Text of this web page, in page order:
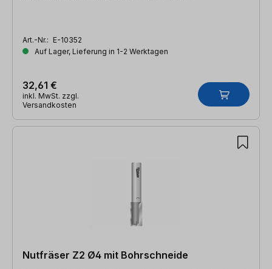
Art.-Nr.: E-10352
Auf Lager, Lieferung in 1-2 Werktagen
32,61 €
inkl. MwSt. zzgl.
Versandkosten
Nutfräser Z2 Ø4 mit Bohrschneide